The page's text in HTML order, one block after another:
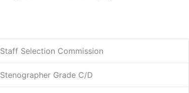
Staff Selection Commission
Stenographer Grade C/D